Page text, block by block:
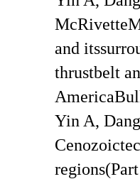
and
thrustbelt
Yin A,